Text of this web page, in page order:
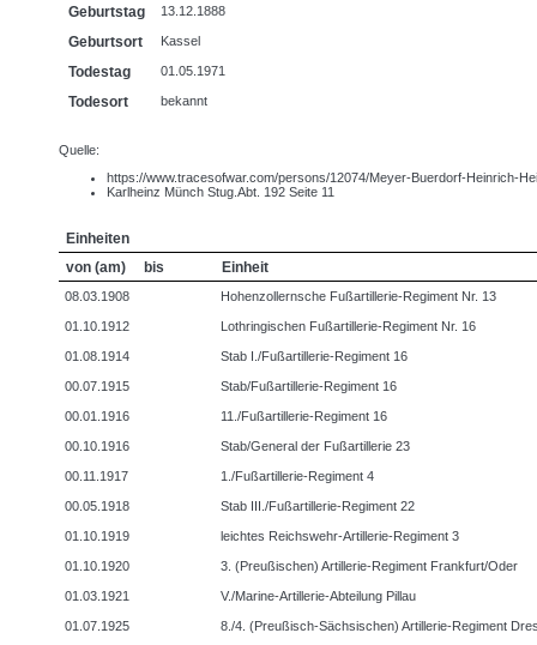
Geburtstag 13.12.1888
Geburtsort Kassel
Todestag 01.05.1971
Todesort bekannt
Quelle:
https://www.tracesofwar.com/persons/12074/Meyer-Buerdorf-Heinrich-
Karlheinz Münch Stug.Abt. 192 Seite 11
Einheiten
von (am)
bis Einheit
08.03.1908 Hohenzollernsche Fußartillerie-Regiment Nr. 13
01.10.1912 Lothringischen Fußartillerie-Regiment Nr. 16
01.08.1914 Stab I./Fußartillerie-Regiment 16
00.07.1915 Stab/Fußartillerie-Regiment 16
00.01.1916 11./Fußartillerie-Regiment 16
00.10.1916 Stab/General der Fußartillerie 23
00.11.1917 1./Fußartillerie-Regiment 4
00.05.1918 Stab III./Fußartillerie-Regiment 22
01.10.1919 leichtes Reichswehr-Artillerie-Regiment 3
01.10.1920 3. (Preußischen) Artillerie-Regiment Frankfurt/Oder
01.03.1921 V./Marine-Artillerie-Abteilung Pillau
01.07.1925 8./4. (Preußisch-Sächsischen) Artillerie-Regiment